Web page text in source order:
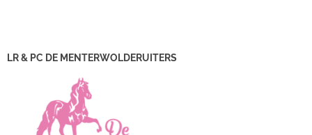
LR & PC DE MENTERWOLDERUITERS